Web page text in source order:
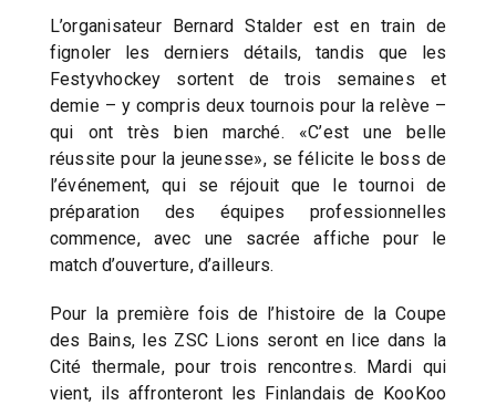
L’organisateur Bernard Stalder est en train de
fignoler les derniers détails, tandis que les
Festyvhockey sortent de trois semaines et
demie – y compris deux tournois pour la relève –
qui ont très bien marché. «C’est une belle
réussite pour la jeunesse», se félicite le boss de
l’événement, qui se réjouit que le tournoi de
préparation des équipes professionnelles
commence, avec une sacrée affiche pour le
match d’ouverture, d’ailleurs.
Pour la première fois de l’histoire de la Coupe
des Bains, les ZSC Lions seront en lice dans la
Cité thermale, pour trois rencontres. Mardi qui
vient, ils affronteront les Finlandais de KooKoo